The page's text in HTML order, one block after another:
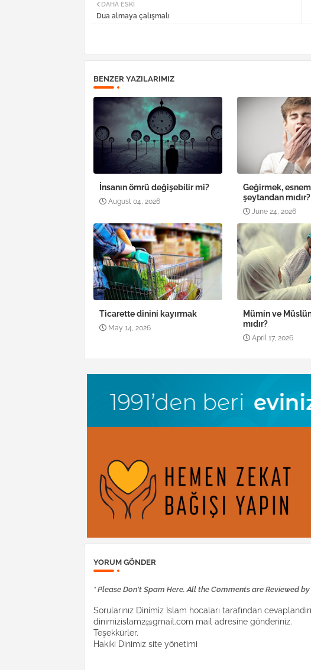
DAHA ESKI
Dua almaya çalışmalı
BENZER YAZILARIMIZ
İnsanın ömrü değişebilir mi?
August 04, 2026
Geğirmek,
şeytandan mıdır?
June 24, 2026
Ticarette dinini kayırmak
May 14, 2026
Mümin ve
mıdır?
April 17, 2026
YORUM GÖNDER
* Please Don't Spam Here. All the Comments are Reviewed by
Sorularınız Dinimiz İslam hocaları tarafından
dinimizislam2@gmail.com mail adresine gönderiniz.
Teşekkürler.
Hakiki Dinimiz site yönetimi